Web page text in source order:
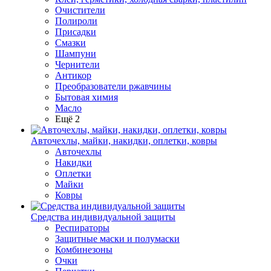
Очистители
Полироли
Присадки
Смазки
Шампуни
Чернители
Антикор
Преобразователи ржавчины
Бытовая химия
Масло
Ещё 2
Авточехлы, майки, накидки, оплетки, ковры
Авточехлы
Накидки
Оплетки
Майки
Ковры
Средства индивидуальной защиты
Респираторы
Защитные маски и полумаски
Комбинезоны
Очки